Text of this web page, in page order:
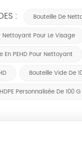
:
Bouteille De
Nettoyant Pour Le Visage
En PEHD Pour Nettoyant
Bouteille Vide De
Personnalisée De 100 G